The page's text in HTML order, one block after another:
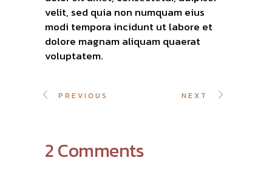
velit, sed quia non numquam eius
modi tempora incidunt ut labore et
dolore magnam aliquam quaerat
voluptatem.
PREVIOUS NEXT
2 Comments